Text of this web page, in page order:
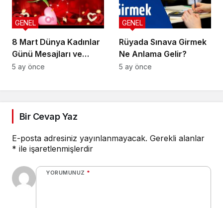
8 Mart Dünya Kadınlar
Günü Mesajları ve
Sözleri
GENEL
5 ay önce
Rüyada Sınava Girmek
Ne Anlama Gelir?
GENEL
5 ay önce
Bir Cevap Yaz
E-posta adresiniz yayınlanmayacak. Gerekli alanlar
* ile işaretlenmişlerdir
YORUMUNUZ *